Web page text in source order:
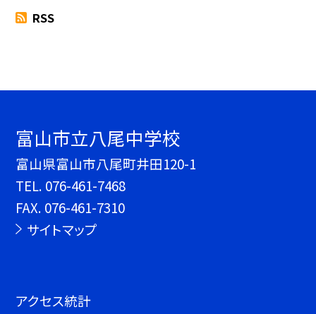
RSS
富山市立八尾中学校
富山県富山市八尾町井田120-1
TEL. 076-461-7468
FAX. 076-461-7310
サイトマップ
アクセス統計